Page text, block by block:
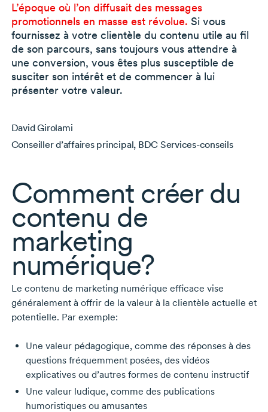
L’époque où l’on diffusait des messages
promotionnels en masse est révolue. Si vous
fournissez à votre clientèle du contenu utile au fil
de son parcours, sans toujours vous attendre à
une conversion, vous êtes plus susceptible de
susciter son intérêt et de commencer à lui
présenter votre valeur.
David Girolami
Conseiller d’affaires principal, BDC Services-conseils
Comment créer du
contenu de
marketing
numérique?
Le contenu de marketing numérique efficace vise
généralement à offrir de la valeur à la clientèle actuelle et
potentielle. Par exemple:
Une valeur pédagogique, comme des réponses à des
questions fréquemment posées, des vidéos
explicatives ou d’autres formes de contenu instructif
Une valeur ludique, comme des publications
humoristiques ou amusantes